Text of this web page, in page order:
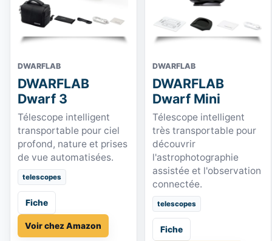
DWARFLAB
DWARFLAB
Dwarf 3
Télescope intelligent
transportable pour ciel
profond, nature et prises
de vue automatisées.
telescopes
Fiche
Voir chez Amazon
DWARFLAB
DWARFLAB
Dwarf Mini
Télescope intelligent
très transportable pour
découvrir
l'astrophotographie
assistée et l'observation
connectée.
telescopes
Fiche